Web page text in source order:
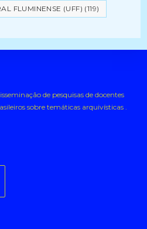
FLUMINENSE (UFF) (119)
de pesquisas de docentes
sobre temáticas arquivísticas .